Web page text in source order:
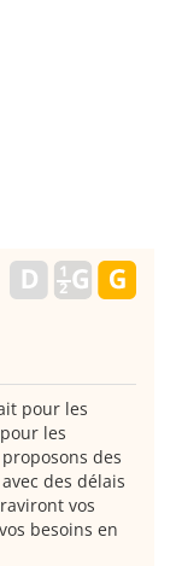
pour les
les
des
des délais
vos
besoins en